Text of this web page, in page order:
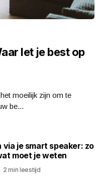
let je best op
moeilijk zijn om te
be...
via je smart speaker: zo
moet je weten
2 min leestijd